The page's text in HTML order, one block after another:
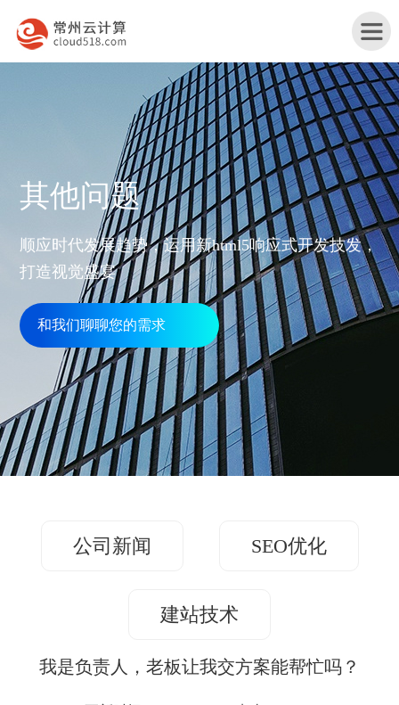
页
品
服
行
解
方
案
网
改
版
务
案
关
于
联
其他问题
顺应时代发展趋势，运用新html5响应式开发技发，
打造视觉盛宴
和我们聊聊您的需求
公司新闻 SEO优化
建站技术
我是负责人，老板让我交方案能帮忙吗？